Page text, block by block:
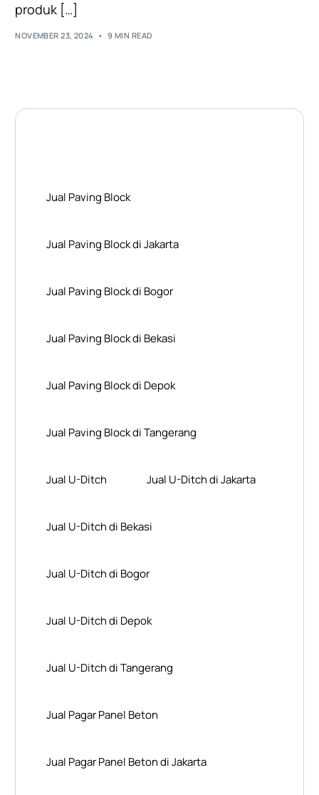
produk […]
NOVEMBER 23, 2024 9 MIN READ
Jual Paving Block
Jual Paving Block di Jakarta
Jual Paving Block di Bogor
Jual Paving Block di Bekasi
Jual Paving Block di Depok
Jual Paving Block di Tangerang
Jual U-Ditch Jual U-Ditch di Jakarta
Jual U-Ditch di Bekasi
Jual U-Ditch di Bogor
Jual U-Ditch di Depok
Jual U-Ditch di Tangerang
Jual Pagar Panel Beton
Jual Pagar Panel Beton di Jakarta